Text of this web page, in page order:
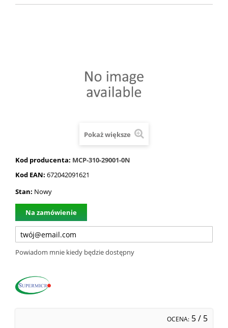
Pokaż większe
Kod producenta: MCP-310-29001-0N
Kod EAN: 672042091621
Stan: Nowy
Na zamówienie
Powiadom mnie kiedy będzie dostępny
OCENA: 5/ 5